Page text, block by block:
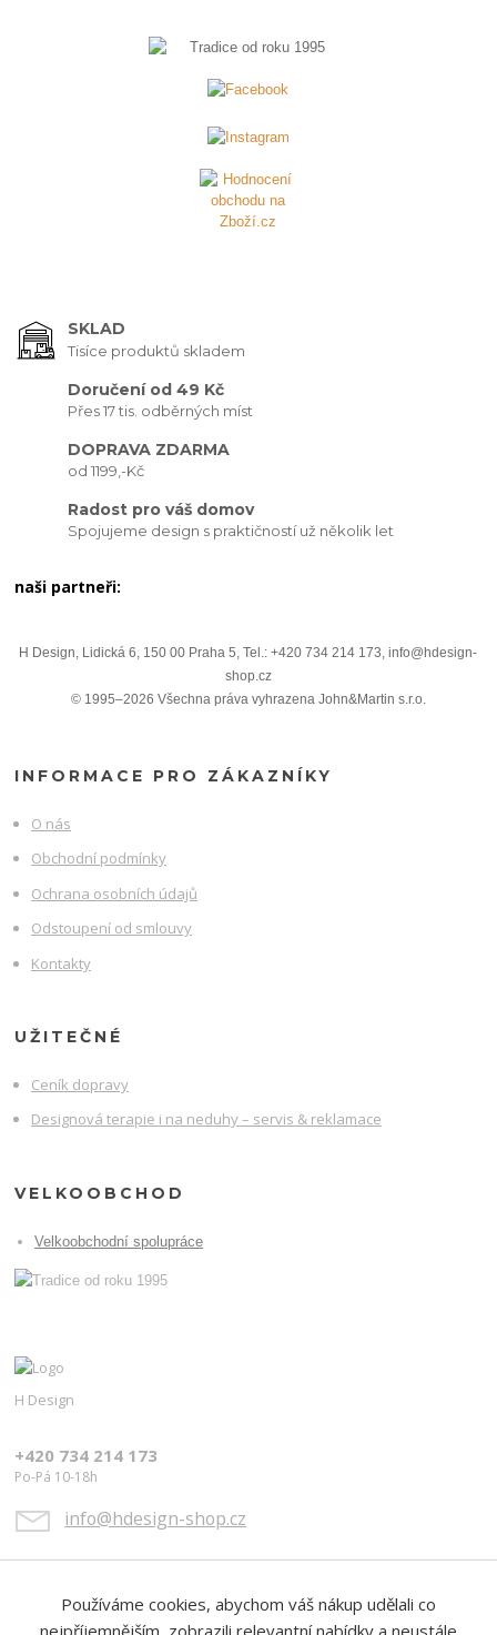
SKLAD
Tisíce produktů skladem
Doručení od 49 Kč
Přes 17 tis. odběrných míst
DOPRAVA ZDARMA
od 1199,-Kč
Radost pro váš domov
Spojujeme design s praktičností už několik let
naši partneři:
H Design, Lidická 6, 150 00 Praha 5, Tel.: +420 734 214 173, info@hdesign-
shop.cz
© 1995–2026 Všechna práva vyhrazena John&Martin s.r.o.
INFORMACE PRO ZÁKAZNÍKY
O nás
Obchodní podmínky
Ochrana osobních údajů
Odstoupení od smlouvy
Kontakty
UŽITEČNÉ
Ceník dopravy
Designová terapie i na neduhy – servis & reklamace
VELKOOBCHOD
Velkoobchodní spolupráce
H Design
+420 734 214 173
Po-Pá 10-18h
info@hdesign-shop.cz
Používáme cookies, abychom váš nákup udělali co
nejpříjemnějším, zobrazili relevantní nabídky a neustále